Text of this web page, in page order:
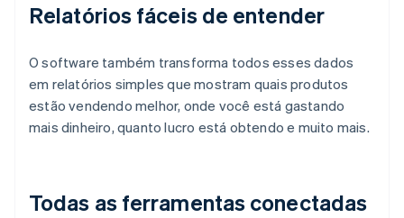
Relatórios fáceis de entender
O software também transforma todos esses dados
em relatórios simples que mostram quais produtos
estão vendendo melhor, onde você está gastando
mais dinheiro, quanto lucro está obtendo e muito mais.
Todas as ferramentas conectadas